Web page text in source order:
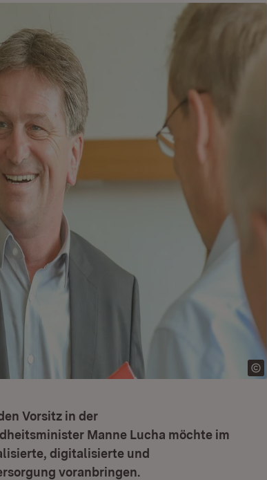
Vorsitz in der
Manne Lucha möchte im
digitalisierte und
voranbringen.